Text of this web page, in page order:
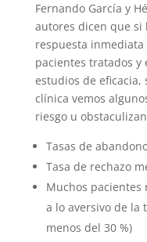
Fernando García y
autores dicen que si
respuesta inmediata
pacientes tratados y
estudios de eficacia,
clínica vemos
riesgo u
Tasas de
Tasa de rechazo
Muchos
a lo aversivo de la
menos del 30 %)